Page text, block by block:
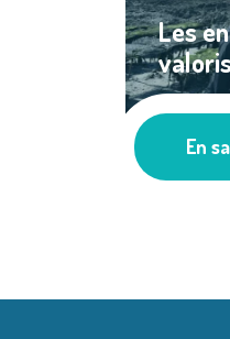
Les
En